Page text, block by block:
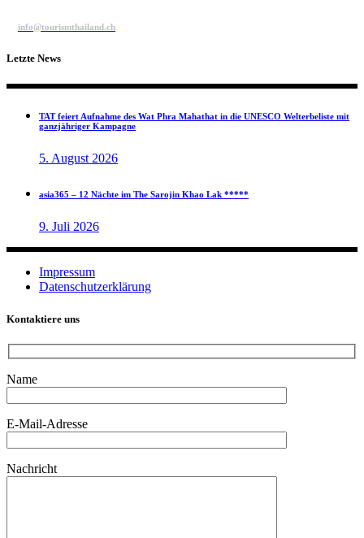
info@tourismthailand.ch
Letzte News
TAT feiert Aufnahme des Wat Phra Mahathat in die UNESCO Welterbeliste mit
ganzjähriger Kampagne
5. August 2026
asia365 – 12 Nächte im The Sarojin Khao Lak *****
9. Juli 2026
Impressum
Datenschutzerklärung
Kontaktiere uns
Name
E-Mail-Adresse
Nachricht